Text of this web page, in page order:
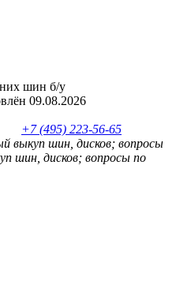
шин б/у
09.08.2026
+7 (495) 223-56-65
выкуп шин, дисков; вопросы
шин, дисков; вопросы по